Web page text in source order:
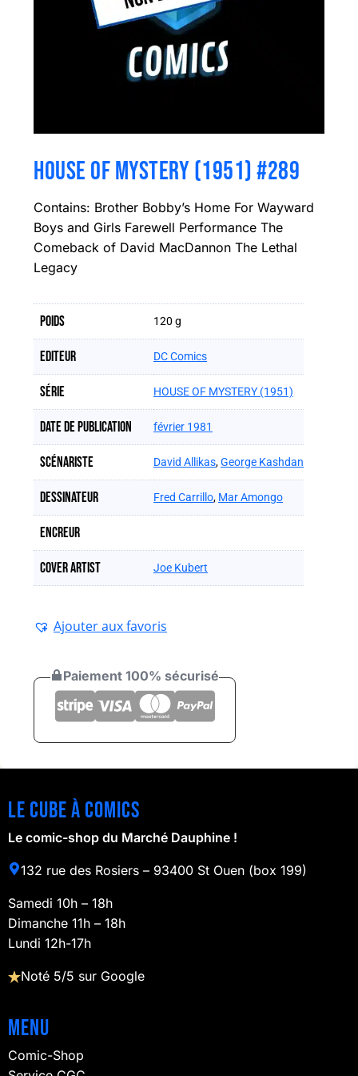
HOUSE OF MYSTERY (1951) #289
Contains: Brother Bobby’s Home For Wayward
Boys and Girls Farewell Performance The
Comeback of David MacDannon The Lethal
Legacy
Poids 120 g
Editeur DC Comics
Série HOUSE OF MYSTERY (1951)
Date de publication février 1981
Scénariste David Allikas,George Kashdan
Dessinateur Fred Carrillo, Mar Amongo
Encreur
Cover artist Joe Kubert
Ajouter aux favoris
Paiement 100% sécurisé
Le cube à comics
Le comic-shop du Marché Dauphine !
132 rue des Rosiers – 93400 St Ouen (box 199)
Samedi 10h – 18h
Dimanche 11h – 18h
Lundi 12h-17h
Noté 5/5 sur Google
Menu
Comic-Shop